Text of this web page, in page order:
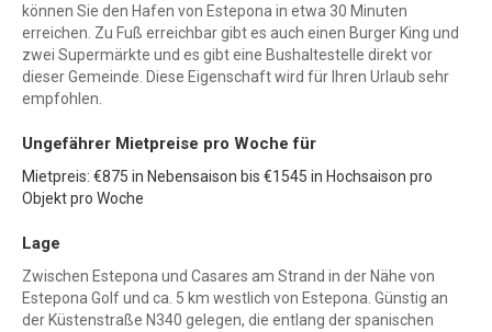
können Sie den Hafen von Estepona in etwa 30 Minuten
erreichen. Zu Fuß erreichbar gibt es auch einen Burger King und
zwei Supermärkte und es gibt eine Bushaltestelle direkt vor
dieser Gemeinde. Diese Eigenschaft wird für Ihren Urlaub sehr
empfohlen.
Ungefährer Mietpreise pro Woche für
Mietpreis: €875 in Nebensaison bis €1545 in Hochsaison pro
Objekt pro Woche
Lage
Zwischen Estepona und Casares am Strand in der Nähe von
Estepona Golf und ca. 5 km westlich von Estepona. Günstig an
der Küstenstraße N340 gelegen, die entlang der spanischen